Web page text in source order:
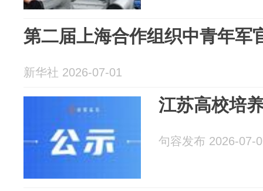
第二届上海合作组织中青年军
新华社 2026-07-01
江苏高校培
句容发布 2026-07-